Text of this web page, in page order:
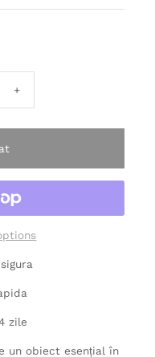
+
zile
un obiect esențial în